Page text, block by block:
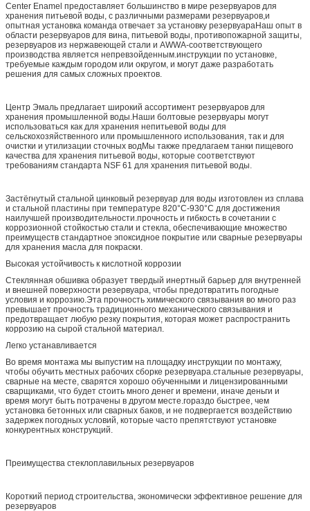
Center Enamel предоставляет большинство в мире резервуаров для
хранения питьевой воды, с различными размерами резервуаров,и
опытная установка команда отвечает за установку резервуараНаш опыт в
области резервуаров для вина, питьевой воды, противопожарной защиты,
резервуаров из нержавеющей стали и AWWA-соответствующего
производства является непревзойденным.инструкции по установке,
требуемые каждым городом или округом, и могут даже разработать
решения для самых сложных проектов.
Центр Эмаль предлагает широкий ассортимент резервуаров для
хранения промышленной воды.Наши болтовые резервуары могут
использоваться как для хранения непитьевой воды для
сельскохозяйственного или промышленного использования, так и для
очистки и утилизации сточных водМы также предлагаем танки пищевого
качества для хранения питьевой воды, которые соответствуют
требованиям стандарта NSF 61 для хранения питьевой воды.
Застёгнутый стальной цинковый резервуар для воды изготовлен из сплава
и стальной пластины при температуре 820°C-930°C для достижения
наилучшей производительности.прочность и гибкость в сочетании с
коррозионной стойкостью стали и стекла, обеспечивающие множество
преимуществ стандартное эпоксидное покрытие или сварные резервуары
для хранения масла для покраски.
Высокая устойчивость к кислотной коррозии
Стеклянная обшивка образует твердый инертный барьер для внутренней
и внешней поверхности резервуара, чтобы предотвратить погодные
условия и коррозию.Эта прочность химического связывания во много раз
превышает прочность традиционного механического связывания и
предотвращает любую резку покрытия, которая может распространить
коррозию на сырой стальной материал.
Легко устанавливается
Во время монтажа мы выпустим на площадку инструкции по монтажу,
чтобы обучить местных рабочих сборке резервуара.стальные резервуары,
сварные на месте, сварятся хорошо обученными и лицензированными
сварщиками, что будет стоить много денег и времени, иначе деньги и
время могут быть потрачены в другом месте.гораздо быстрее, чем
установка бетонных или сварных баков, и не подвергается воздействию
задержек погодных условий, которые часто препятствуют установке
конкурентных конструкций.
Преимущества стеклоплавильных резервуаров
Короткий период строительства, экономически эффективное решение для
резервуаров